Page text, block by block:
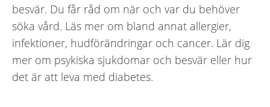
besvär. Du får råd om när och var du behöver
söka vård. Läs mer om bland annat allergier,
infektioner, hudförändringar och cancer. Lär dig
mer om psykiska sjukdomar och besvär eller hur
det är att leva med diabetes.